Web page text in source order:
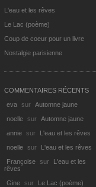
L'eau et les rêves
Le Lac (poème)
Coup de coeur pour un livre
Nostalgie parisienne
COMMENTAIRES RÉCENTS
eva sur Automne jaune
noelle sur Automne jaune
annie sur
L'eau et les rêves
noelle sur
L'eau et les rêves
Françoise sur
L'eau et les
rêves
Gine sur
Le Lac (poème)